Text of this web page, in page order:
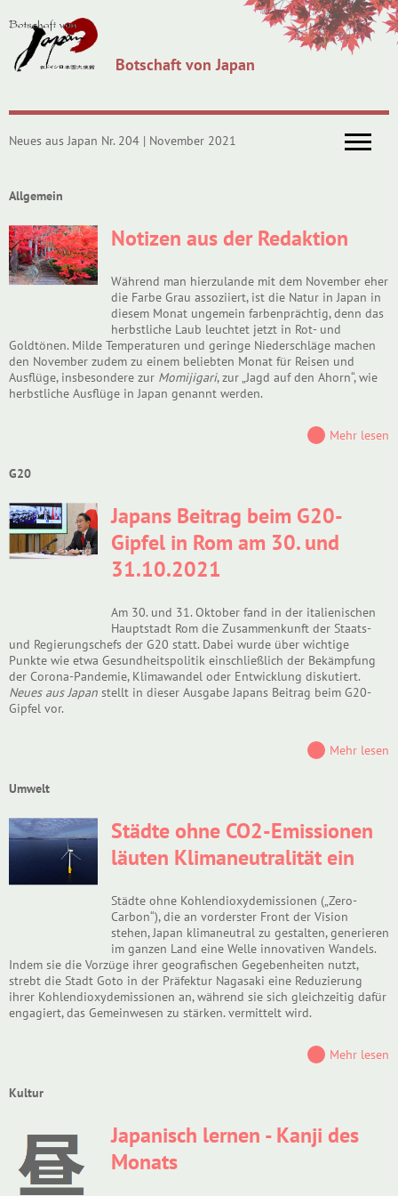
Botschaft von Japan
Neues aus Japan Nr. 204 | November 2021
Allgemein
Notizen aus der Redaktion
Während man hierzulande mit dem November eher
die Farbe Grau assoziiert, ist die Natur in Japan in
diesem Monat ungemein farbenprächtig, denn das
herbstliche Laub leuchtet jetzt in Rot- und
Goldtönen. Milde Temperaturen und geringe Niederschläge machen
den November zudem zu einem beliebten Monat für Reisen und
Ausflüge, insbesondere zur Momijigari, zur „Jagd auf den Ahorn“, wie
herbstliche Ausflüge in Japan genannt werden.
Mehr lesen
G20
Japans Beitrag beim G20-
Gipfel in Rom am 30. und
31.10.2021
Am 30. und 31. Oktober fand in der italienischen
Hauptstadt Rom die Zusammenkunft der Staats-
und Regierungschefs der G20 statt. Dabei wurde über wichtige
Punkte wie etwa Gesundheitspolitik einschließlich der Bekämpfung
der Corona-Pandemie, Klimawandel oder Entwicklung diskutiert.
Neues aus Japan stellt in dieser Ausgabe Japans Beitrag beim G20-
Gipfel vor.
Mehr lesen
Umwelt
Städte ohne CO2-Emissionen
läuten Klimaneutralität ein
Städte ohne Kohlendioxydemissionen („Zero-
Carbon“), die an vorderster Front der Vision
stehen, Japan klimaneutral zu gestalten, generieren
im ganzen Land eine Welle innovativen Wandels.
Indem sie die Vorzüge ihrer geografischen Gegebenheiten nutzt,
strebt die Stadt Goto in der Präfektur Nagasaki eine Reduzierung
ihrer Kohlendioxydemissionen an, während sie sich gleichzeitig dafür
engagiert, das Gemeinwesen zu stärken. vermittelt wird.
Mehr lesen
Kultur
Japanisch lernen - Kanji des
Monats